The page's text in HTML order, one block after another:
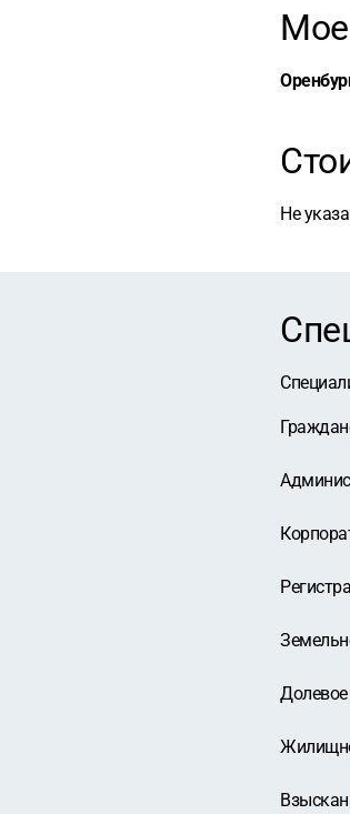
Мое
Не
Долевое